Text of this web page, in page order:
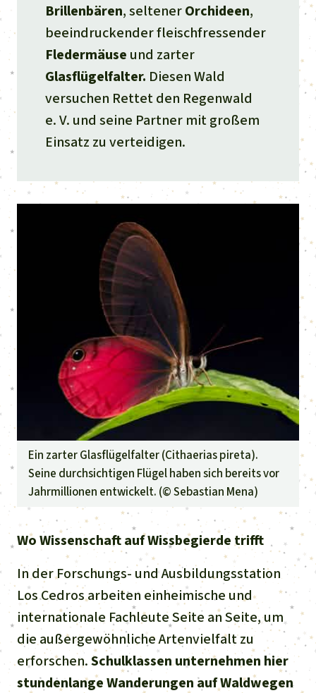
Brillenbären, seltenerOrchideen,
beeindruckender fleischfressender
Fledermäuse und zarter
Glasflügelfalter. Diesen Wald
versuchen Rettet den Regenwald
e. V. und seine Partner mit großem
Einsatz zu verteidigen.
Ein zarter Glasflügelfalter (Cithaerias pireta).
Seine durchsichtigen Flügel haben sich bereits vor
Jahrmillionen entwickelt. (©Sebastian Mena)
Wo Wissenschaft auf Wissbegierde trifft
In der Forschungs- und Ausbildungsstation
Los Cedros arbeiten einheimische und
internationale Fachleute Seite an Seite, um
die außergewöhnliche Artenvielfalt zu
erforschen.Schulklassen unternehmen hier
stundenlange Wanderungen auf Waldwegen